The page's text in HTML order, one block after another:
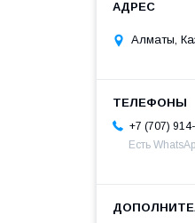
Алматы,
+7 (707)
Есть